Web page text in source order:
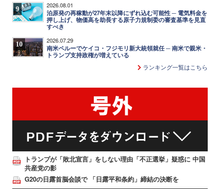
9 2026.08.01
泊原発の再稼動が27年末以降にずれ込む可能性 ─ 電気料金を
押し上げ、物価高を助長する原子力規制委の審査基準を見直
すべき
10 2026.07.29
南米ペルーでケイコ・フジモリ新大統領就任 ─ 南米で親米・
トランプ支持政権が増えている
ランキング一覧はこちら
トランプが「敗北宣言」をしない理由「不正選挙」疑惑に 中国
共産党の影
G20の日露首脳会談で 「日露平和条約」締結の決断を